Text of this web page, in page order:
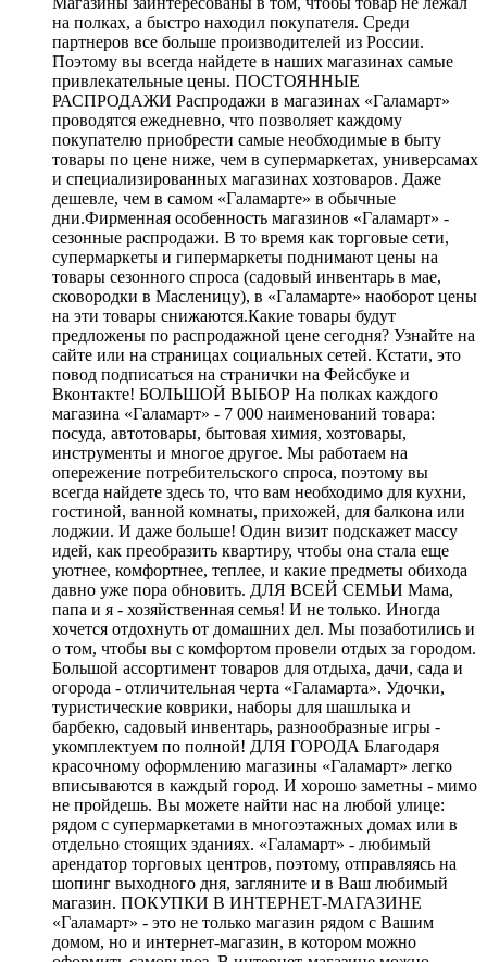
на полках, а быстро находил покупателя. Среди
партнеров все больше производителей из России.
Поэтому вы всегда найдете в наших магазинах самые
привлекательные цены. ПОСТОЯННЫЕ
РАСПРОДАЖИ Распродажи в магазинах «Галамарт»
проводятся ежедневно, что позволяет каждому
покупателю приобрести самые необходимые в быту
товары по цене ниже, чем в супермаркетах, универсамах
и специализированных магазинах хозтоваров. Даже
дешевле, чем в самом «Галамарте» в обычные
дни.Фирменная особенность магазинов «Галамарт» -
сезонные распродажи. В то время как торговые сети,
супермаркеты и гипермаркеты поднимают цены на
товары сезонного спроса (садовый инвентарь в мае,
сковородки в Масленицу), в «Галамарте» наоборот цены
на эти товары снижаются.Какие товары будут
предложены по распродажной цене сегодня? Узнайте на
сайте или на страницах социальных сетей. Кстати, это
повод подписаться на странички на Фейсбуке и
Вконтакте! БОЛЬШОЙ ВЫБОР На полках каждого
магазина «Галамарт» - 7 000 наименований товара:
посуда, автотовары, бытовая химия, хозтовары,
инструменты и многое другое. Мы работаем на
опережение потребительского спроса, поэтому вы
всегда найдете здесь то, что вам необходимо для кухни,
гостиной, ванной комнаты, прихожей, для балкона или
лоджии. И даже больше! Один визит подскажет массу
идей, как преобразить квартиру, чтобы она стала еще
уютнее, комфортнее, теплее, и какие предметы обихода
давно уже пора обновить. ДЛЯ ВСЕЙ СЕМЬИ Мама,
папа и я - хозяйственная семья! И не только. Иногда
хочется отдохнуть от домашних дел. Мы позаботились и
о том, чтобы вы с комфортом провели отдых за городом.
Большой ассортимент товаров для отдыха, дачи, сада и
огорода - отличительная черта «Галамарта». Удочки,
туристические коврики, наборы для шашлыка и
барбекю, садовый инвентарь, разнообразные игры -
укомплектуем по полной! ДЛЯ ГОРОДА Благодаря
красочному оформлению магазины «Галамарт» легко
вписываются в каждый город. И хорошо заметны - мимо
не пройдешь. Вы можете найти нас на любой улице:
рядом с супермаркетами в многоэтажных домах или в
отдельно стоящих зданиях. «Галамарт» - любимый
арендатор торговых центров, поэтому, отправляясь на
шопинг выходного дня, загляните и в Ваш любимый
магазин. ПОКУПКИ В ИНТЕРНЕТ-МАГАЗИНЕ
«Галамарт» - это не только магазин рядом с Вашим
домом, но и интернет-магазин, в котором можно